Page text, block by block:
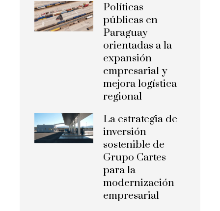
Políticas
públicas en
Paraguay
orientadas a la
expansión
empresarial y
mejora logística
regional
La estrategia de
inversión
sostenible de
Grupo Cartes
para la
modernización
empresarial